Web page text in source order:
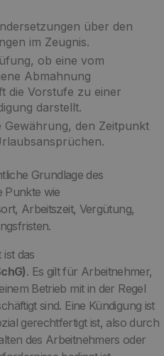
über den
im Zeugnis.
ob eine vom
Abmahnung
die Vorstufe zu einer
darstellt.
Gewährung, den Zeitpunkt
Grundlage des
Punkte wie
Arbeitszeit, Vergütung,
das
. Es gilt für Arbeitnehmer,
Betrieb mit in der Regel
sind. Eine Kündigung ist
gerechtfertigt ist, also durch
des Arbeitnehmers oder